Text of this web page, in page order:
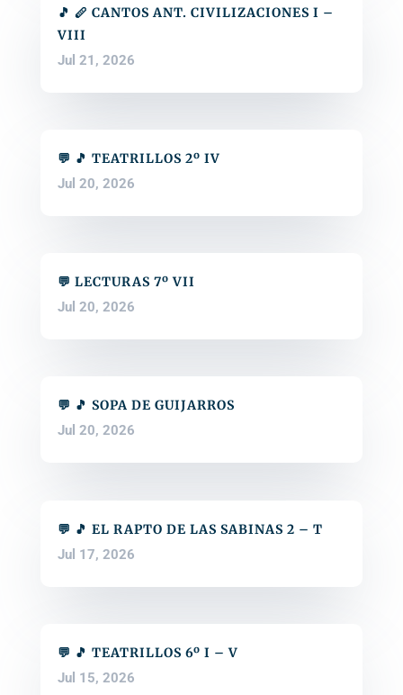
🎵 🪈 CANTOS ANT. CIVILIZACIONES I –
VIII
Jul 21, 2026
💬 🎵 TEATRILLOS 2º IV
Jul 20, 2026
💬 LECTURAS 7º VII
Jul 20, 2026
💬 🎵 SOPA DE GUIJARROS
Jul 20, 2026
💬 🎵 EL RAPTO DE LAS SABINAS 2 – T
Jul 17, 2026
💬 🎵 TEATRILLOS 6º I – V
Jul 15, 2026